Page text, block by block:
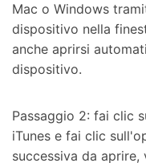
Mac o Windows
dispositivo nella
anche aprirsi
dispositivo.
Passaggio 2: fai clic
iTunes e fai clic
successiva da